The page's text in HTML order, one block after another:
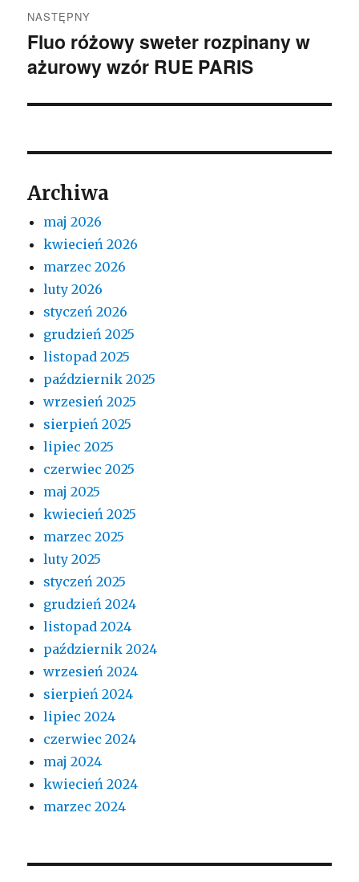
NASTĘPNY
Następny
wpis:
Fluo różowy sweter rozpinany w
ażurowy wzór RUE PARIS
Archiwa
maj 2026
kwiecień 2026
marzec 2026
luty 2026
styczeń 2026
grudzień 2025
listopad 2025
październik 2025
wrzesień 2025
sierpień 2025
lipiec 2025
czerwiec 2025
maj 2025
kwiecień 2025
marzec 2025
luty 2025
styczeń 2025
grudzień 2024
listopad 2024
październik 2024
wrzesień 2024
sierpień 2024
lipiec 2024
czerwiec 2024
maj 2024
kwiecień 2024
marzec 2024